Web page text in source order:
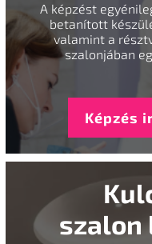
A képzést
betanított
valamint a
szalonjában
Képzés
szalon